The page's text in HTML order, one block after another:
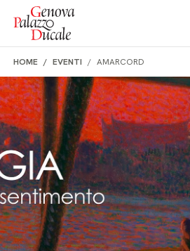
Salta al contenuto
HOME EVENTI AMARCORD